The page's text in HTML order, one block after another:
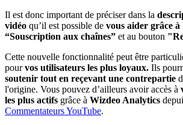
Il est donc important de préciser dans la
vidéo qu’il est possible de vous aider grâce
“Souscription aux chaînes” et au bouton
Cette nouvelle fonctionnalité peut être
pourvos utilisateurs les plus loyaux. Ils
soutenir tout en reçevant une contrepartie
l'origine. Vous pouvez d’ailleurs avoir accès à
les plus actifs grâce à Wizdeo Analytics
Commentateurs YouTube.